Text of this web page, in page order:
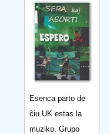
Esenca parto de
ĉiu UK estas la
muziko. Grupo